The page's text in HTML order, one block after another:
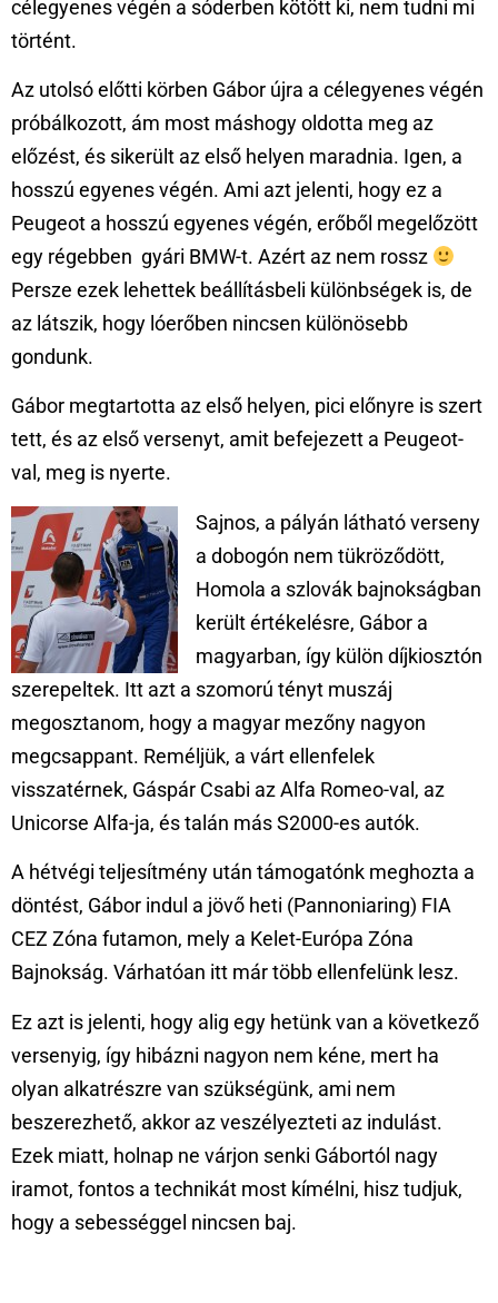
célegyenes végén a sóderben kötött ki, nem tudni mi
történt.
Az utolsó előtti körben Gábor újra a célegyenes végén
próbálkozott, ám most máshogy oldotta meg az
előzést, és sikerült az első helyen maradnia. Igen, a
hosszú egyenes végén. Ami azt jelenti, hogy ez a
Peugeot a hosszú egyenes végén, erőből megelőzött
egy régebben gyári BMW-t. Azért az nem rossz
Persze ezek lehettek beállításbeli különbségek is, de
az látszik, hogy lóerőben nincsen különösebb
gondunk.
Gábor megtartotta az első helyen, pici előnyre is szert
tett, és az első versenyt, amit befejezett a Peugeot-
val, meg is nyerte.
Sajnos, a pályán látható verseny
a dobogón nem tükröződött,
Homola a szlovák bajnokságban
került értékelésre, Gábor a
magyarban, így külön díjkiosztón
szerepeltek. Itt azt a szomorú tényt muszáj
megosztanom, hogy a magyar mezőny nagyon
megcsappant. Reméljük, a várt ellenfelek
visszatérnek, Gáspár Csabi az Alfa Romeo-val, az
Unicorse Alfa-ja, és talán más S2000-es autók.
A hétvégi teljesítmény után támogatónk meghozta a
döntést, Gábor indul a jövő heti (Pannoniaring) FIA
CEZ Zóna futamon, mely a Kelet-Európa Zóna
Bajnokság. Várhatóan itt már több ellenfelünk lesz.
Ez azt is jelenti, hogy alig egy hetünk van a következő
versenyig, így hibázni nagyon nem kéne, mert ha
olyan alkatrészre van szükségünk, ami nem
beszerezhető, akkor az veszélyezteti az indulást.
Ezek miatt, holnap ne várjon senki Gábortól nagy
iramot, fontos a technikát most kímélni, hisz tudjuk,
hogy a sebességgel nincsen baj.